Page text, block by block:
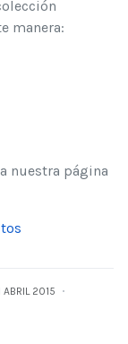
manera:
nuestra página
ABRIL 2015